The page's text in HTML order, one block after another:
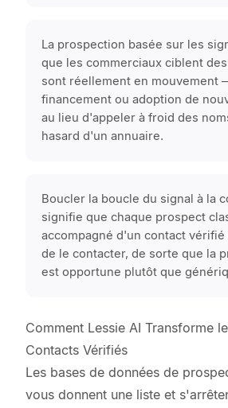
La prospection basée sur les
que les commerciaux ciblent
sont réellement en mouvement
financement ou adoption de
au lieu d'appeler à froid des
hasard d'un annuaire.
Boucler la boucle du signal à la
signifie que chaque prospect
accompagné d'un contact
de le contacter, de sorte que la
est opportune plutôt que
Comment Lessie AI Transforme
Contacts Vérifiés
Les bases de données de
vous donnent une liste et